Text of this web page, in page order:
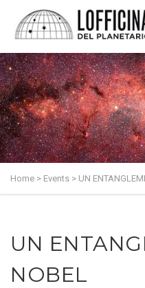
Home > Events > UN
UN
NOBEL